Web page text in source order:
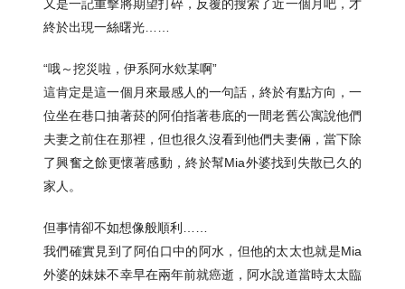
又是一記重擊將期望打碎，反覆的搜索了近一個月吧，才
終於出現一絲曙光……
“哦～挖災啦，伊系阿水欸某啊”
這肯定是這一個月來最感人的一句話，終於有點方向，一
位坐在巷口抽著菸的阿伯指著巷底的一間老舊公寓說他們
夫妻之前住在那裡，但也很久沒看到他們夫妻倆，當下除
了興奮之餘更懷著感動，終於幫Mia外婆找到失散已久的
家人。
但事情卻不如想像般順利……
我們確實見到了阿伯口中的阿水，但他的太太也就是Mia
外婆的妹妹不幸早在兩年前就癌逝，阿水說道當時太太臨